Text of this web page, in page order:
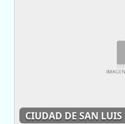
CIUDAD DE SAN LUIS